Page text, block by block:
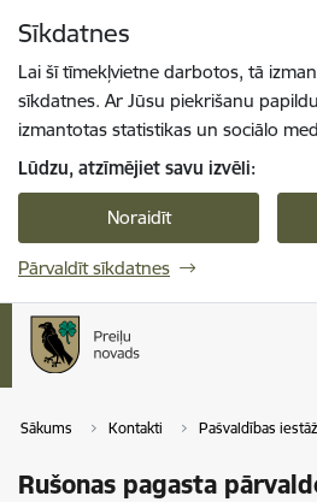
Sīkdatnes
Lai šī tīmekļvietne darbotos, tā
sīkdatnes. Ar Jūsu piekrišanu
izmantotas statistikas un sociālo
Lūdzu, atzīmējiet savu izvēli:
Noraidīt
Pārvaldīt sīkdatnes
Sākums Kontakti Pašvaldības
Rušonas pagasta